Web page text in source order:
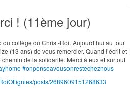
! (11ème jour)
collège du Christ-Roi. Aujourd’hui au tour
(13 ans) de vous remercier. Quand l’écrit et
de la solidarité. Merci à eux et surtout
#onpenseavousonrestecheznous
posts/2689609151268633